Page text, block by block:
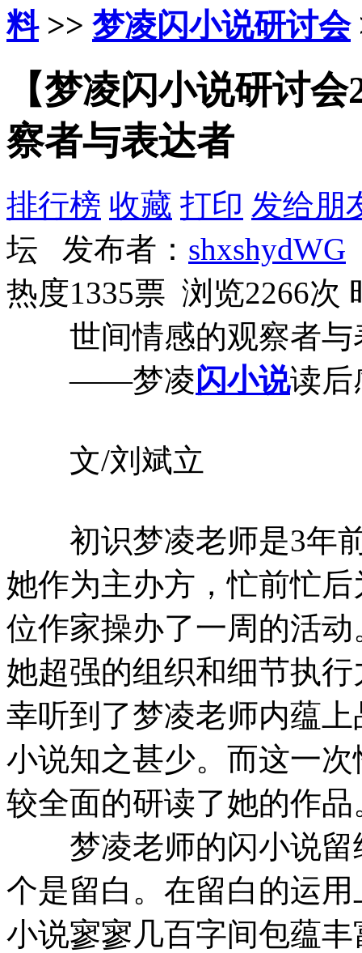
料>> 梦凌闪小说研讨会
【梦凌闪小说研讨
察者与表达者
排行榜 收藏 打印 发给朋
坛 发布者： shxshydWG
热度1335票 浏览2266次
世间情感的观察者与
——梦凌闪小说读后
文/刘斌立
初识梦凌老师是3年
她作为主办方，忙前忙
位作家操办了一周的活
她超强的组织和细节执
幸听到了梦凌老师内蕴
小说知之甚少。而这一
较全面的研读了她的作品
梦凌老师的闪小说留
个是留白。在留白的运
小说寥寥几百字间包蕴